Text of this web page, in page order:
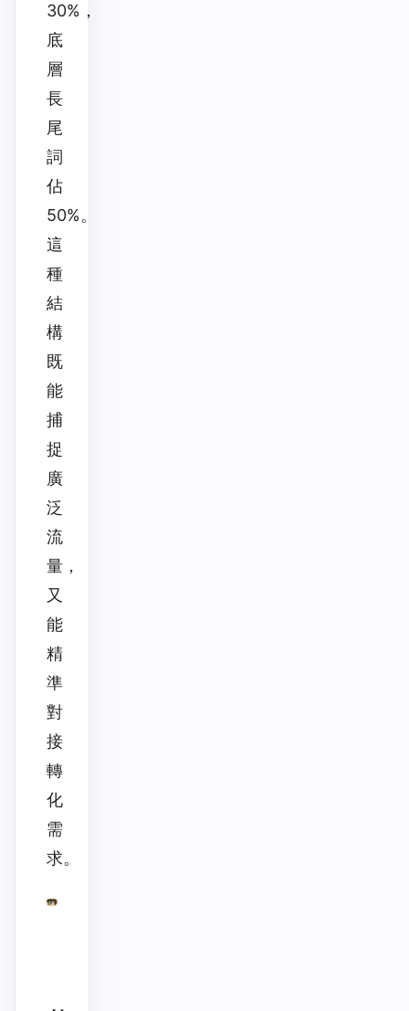
30%，
底
層
長
尾
詞
佔
50%。
這
種
結
構
既
能
捕
捉
廣
泛
流
量，
又
能
精
準
對
接
轉
化
需
求。